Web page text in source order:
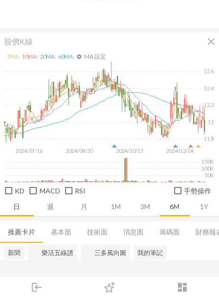
login dashboard
下單
股價K線 close
日 週 月 1M 3M 6M 1Y
2024/07/16 2024/08/30 2024/10/17 2024/12/04
11.8
12
12.2
12.4
12.6
50K
100K
150K
5MA: 10MA: 20MA: 60MA: settings MA 設定
KD MACD RSI 手勢操作
推薦卡片 基本面 技術面 消息面 籌碼面 財務報
新聞 樂活五線譜 三多風向圖 我的筆記